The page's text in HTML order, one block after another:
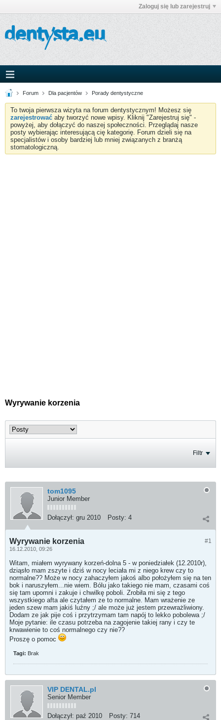
Zaloguj się lub zarejestruj
Forum Dla pacjentów Porady dentystyczne
To twoja pierwsza wizyta na forum dentystycznym! Możesz się
zarejestrować aby tworzyć nowe wpisy. Kliknij "Zarejestruj się" -
powyżej, aby dołączyć do naszej społeczności. Przeglądaj nasze
posty wybierając interesującą cię kategorię. Forum dzieli się na
specjalistów i osoby bardziej lub mniej związanych z branżą
stomatologiczną.
Wyrywanie korzenia
Filtr
tom1095
Junior Member
Dołączył: gru 2010 Posty: 4
#1
Wyrywanie korzenia
16.12.2010, 09:26
Witam, miałem wyrywany korzeń-dolna 5 - w poniedziałek (12.2010r),
dziąsło mam zszyte i dziś w nocy leciała mi z niego krew czy to
normalne?? Może w nocy zahaczyłem jakoś albo położyłem się na ten
bok i naruszyłem...nie wiem. Bólu jako takiego nie mam, czasami coś
się tam upomni i zakuje i chwilkę poboli. Zrobiła mi się z tego
wszystkiego afta ale czytałem ze to normalne. Mam wrażenie ze
jeden szew mam jakiś luźny ;/ ale może już jestem przewrażliwiony.
Dodam ze jak pije coś i przytrzymam tam napój to lekko pobolewa ;/
Moje pytanie: ile czasu potrzeba na zagojenie takiej rany i czy te
krwawienie to coś normalnego czy nie??
Proszę o pomoc
Tagi: Brak
VIP DENTAL.pl
Senior Member
Dołączył: paź 2010 Posty: 714